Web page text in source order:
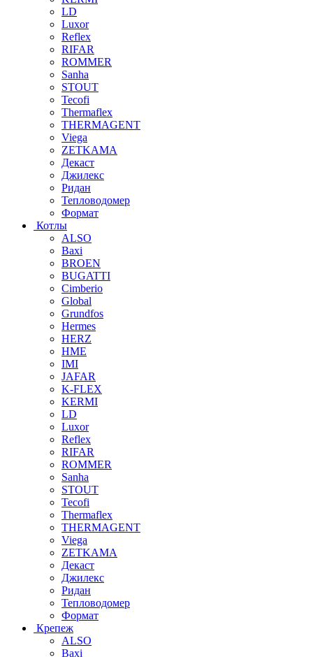
LD
Luxor
Reflex
RIFAR
ROMMER
Sanha
STOUT
Tecofi
Thermaflex
THERMAGENT
Viega
ZETKAMA
Декаст
Джилекс
Ридан
Тепловодомер
Формат
Котлы
ALSO
Baxi
BROEN
BUGATTI
Cimberio
Global
Grundfos
Hermes
HERZ
HME
IMI
JAFAR
K-FLEX
KERMI
LD
Luxor
Reflex
RIFAR
ROMMER
Sanha
STOUT
Tecofi
Thermaflex
THERMAGENT
Viega
ZETKAMA
Декаст
Джилекс
Ридан
Тепловодомер
Формат
Крепеж
ALSO
Baxi